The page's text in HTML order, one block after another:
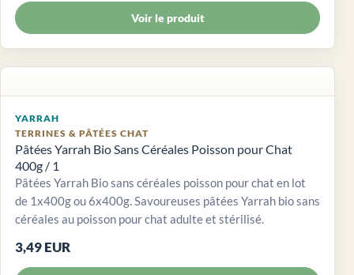
Voir le produit
YARRAH
TERRINES & PÂTÉES CHAT
Pâtées Yarrah Bio Sans Céréales Poisson pour Chat
400g / 1
Pâtées Yarrah Bio sans céréales poisson pour chat en lot
de 1x400g ou 6x400g. Savoureuses pâtées Yarrah bio sans
céréales au poisson pour chat adulte et stérilisé.
3,49 EUR